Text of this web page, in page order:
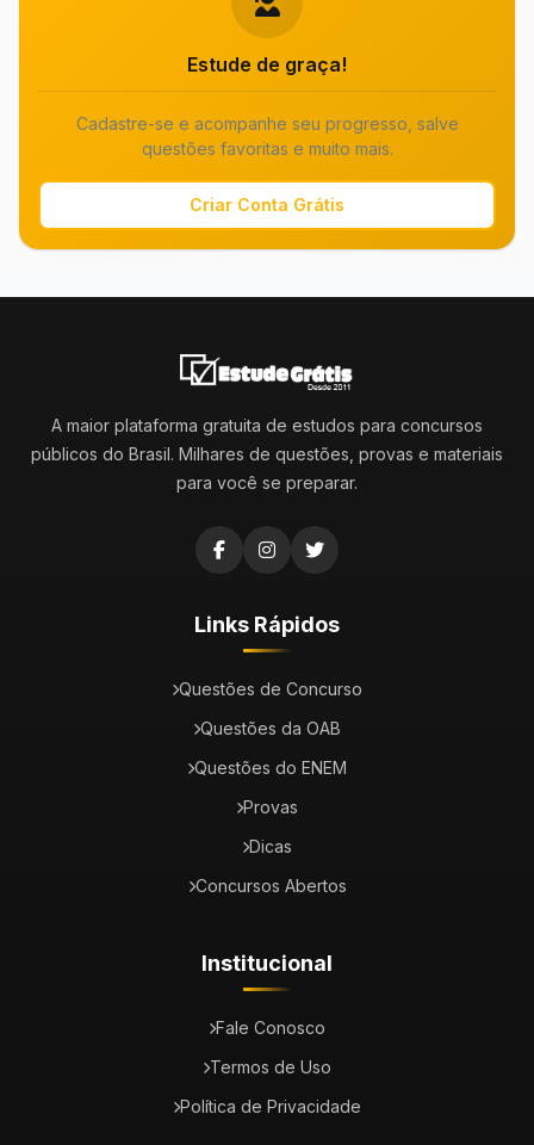
Estude de graça!
Cadastre-se e acompanhe seu progresso, salve
questões favoritas e muito mais.
Criar Conta Grátis
A maior plataforma gratuita de estudos para concursos
públicos do Brasil. Milhares de questões, provas e materiais
para você se preparar.
Links Rápidos
Questões de Concurso
Questões da OAB
Questões do ENEM
Provas
Dicas
Concursos Abertos
Institucional
Fale Conosco
Termos de Uso
Política de Privacidade